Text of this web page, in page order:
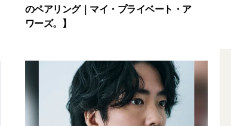
のペアリング｜マイ・プライベート・ア
ワーズ。】